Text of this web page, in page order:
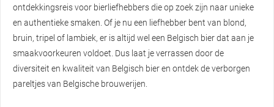
ontdekkingsreis voor bierliefhebbers die op zoek zijn naar unieke
en authentieke smaken. Of je nu een liefhebber bent van blond,
bruin, tripel of lambiek, er is altijd wel een Belgisch bier dat aan je
smaakvoorkeuren voldoet. Dus laat je verrassen door de
diversiteit en kwaliteit van Belgisch bier en ontdek de verborgen
pareltjes van Belgische brouwerijen.